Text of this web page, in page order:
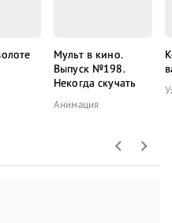
Мульт в кино.
Выпуск №198.
Некогда скучать
Анимация